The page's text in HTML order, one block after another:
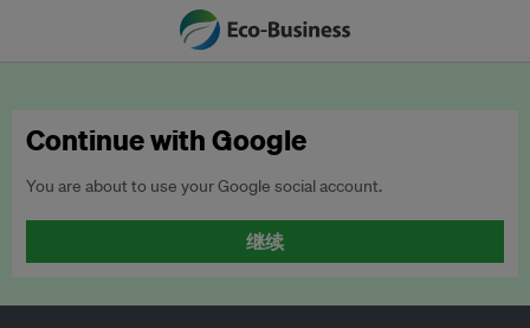
Continue with Google
You are about to use your Google social account.
继续